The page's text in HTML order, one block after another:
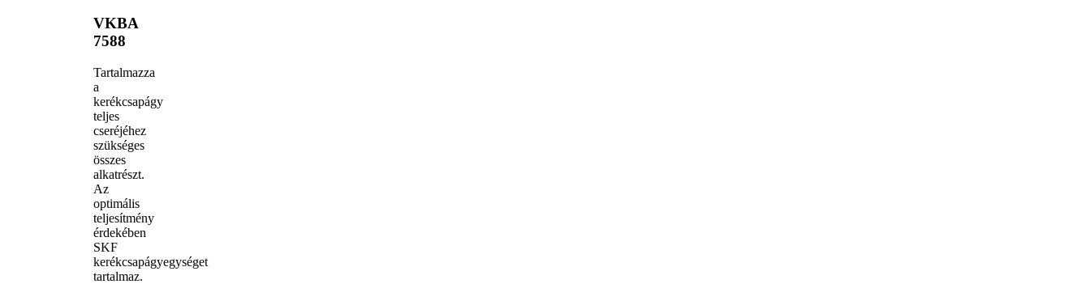
VKBA
7588
Tartalmazza
a
kerékcsapágy
teljes
cseréjéhez
szükséges
összes
alkatrészt.
Az
optimális
teljesítmény
érdekében
SKF
kerékcsapágyegységet
tartalmaz.